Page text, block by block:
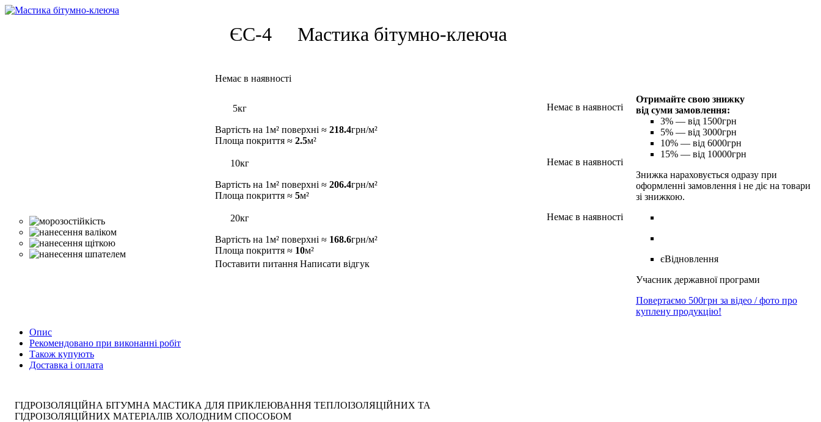
ЄС-4 Мастика бітумно-клеюча
5кг
Вартість на 1м² поверхні ≈ 218.4грн/м²
Площа покриття ≈ 2.5м²
10кг
Вартість на 1м² поверхні ≈ 206.4грн/м²
Площа покриття ≈ 5м²
20кг
Вартість на 1м² поверхні ≈ 168.6грн/м²
Площа покриття ≈ 10м²
Поставити питання Написати відгук
Отримайте свою знижку
від суми замовлення:
3%— від 1500грн
5%— від 3000грн
10%— від 6000грн
15%— від 10000грн
Знижка нараховується одразу при
оформленні замовлення і не діє на товари
зі знижкою.
єВідновлення
Учасник державної програми
Повертаємо 500грн за відео / фото про
куплену продукцію!
Опис
Рекомендовано при виконанні робіт
Також купують
Доставка і оплата
ГІДРОІЗОЛЯЦІЙНА БІТУМНА МАСТИКА ДЛЯ ПРИКЛЕЮВАННЯ ТЕПЛОІЗОЛЯЦІЙНИХ ТА
ГІДРОІЗОЛЯЦІЙНИХ МАТЕРІАЛІВ ХОЛОДНИМ СПОСОБОМ